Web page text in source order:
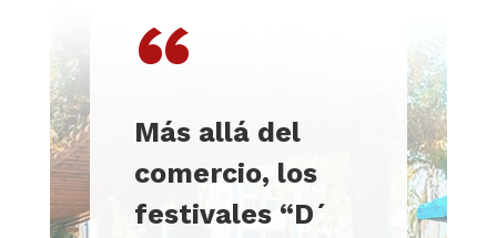
“
Más allá del
comercio, los
festivales “D´